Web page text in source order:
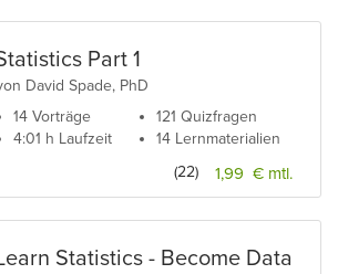
Part 1
David Spade, PhD
14 Vorträge
4:01 h Laufzeit
121 Quizfragen
14 Lernmaterialien
1,99 € mtl.
(22)
Statistics - Become Data